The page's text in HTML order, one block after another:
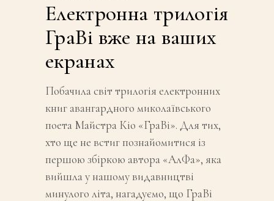
Електронна трилогія
ГраВі вже на ваших
екранах
Побачила світ трилогія електронних
книг авангардного миколаївського
поета Майстра Кіо «ГраВі». Для тих,
хто ще не встиг познайомитися із
першою збіркою автора «АлФа», яка
вийшла у нашому видавництві
минулого літа, нагадуємо, що ГраВі